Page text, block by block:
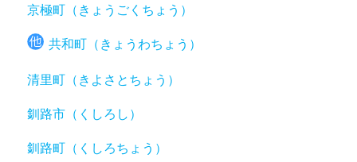
京極町（きょうごくちょう）
共和町（きょうわちょう）
清里町（きよさとちょう）
釧路市（くしろし）
釧路町（くしろちょう）